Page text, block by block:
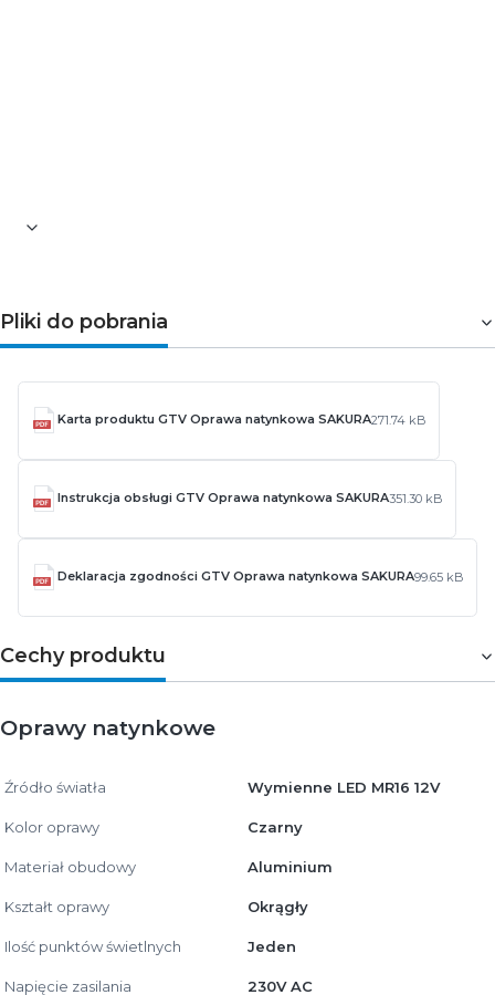
Pliki do pobrania
Karta produktu GTV Oprawa natynkowa SAKURA271.74 kB
Instrukcja obsługi GTV Oprawa natynkowa SAKURA351.30 kB
Deklaracja zgodności GTV Oprawa natynkowa SAKURA99.65 kB
Cechy produktu
Oprawy natynkowe
Źródło światła Wymienne LED MR16 12V
Kolor oprawy Czarny
Materiał obudowy Aluminium
Kształt oprawy Okrągły
Ilość punktów świetlnych Jeden
Napięcie zasilania 230V AC